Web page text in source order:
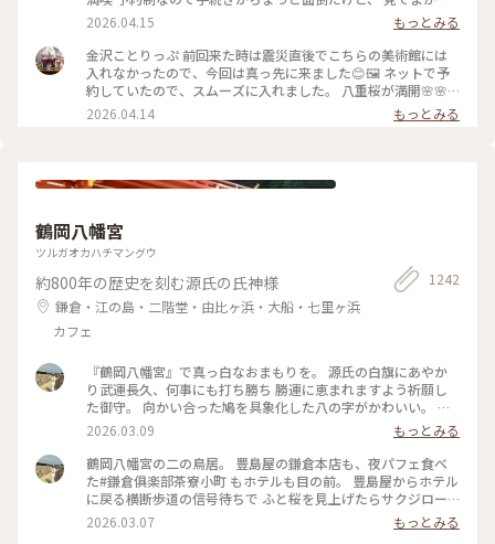
紀美術館#スイミングプール #金沢市内バスフリー切符
た #ちいさな列車旅 #金沢#金沢21世紀美術館#プール #現代ア
ート
2026.04.15
もっとみる
金沢ことりっぷ 前回来た時は震災直後でこちらの美術館には
入れなかったので、今回は真っ先に来ました😊🖼️ ネットで予
約していたので、スムーズに入れました。 八重桜が満開🌸🌸
🌸🌸🌸 芝生も綺麗でとても気持ちいい。 フリースペースもた
くさんあるので のんびり楽しめます。 今日は海外からの観光
現代アート
2026.04.14 もっとみる
鶴岡八幡宮
ツルガオカハチマングウ
約800年の歴史を刻む源氏の氏神様
鎌倉・江の島・二階堂・由比ヶ浜・大船・七里ヶ浜
カフェ
1242
『鶴岡八幡宮』で真っ白なおまもりを。 源氏の白旗にあやか
り武運長久、何事にも打ち勝ち 勝運に恵まれますよう祈願し
た御守。 向かい合った鳩を具象化した八の字がかわいい。 鳩
が道案内をする“八幡神の使い”とされる神聖な鳥であり、 対
の鳩が末広がりで縁起が良いことも理由だそうです。 #はじめ
ての鎌倉#鎌倉#鶴岡八幡宮#国指定重要文化財#狛犬#旅の記念
2026.03.09
もっとみる
鶴岡八幡宮の二の鳥居。 豊島屋の鎌倉本店も、夜パフェ食べ
た#鎌倉俱楽部茶寮小町 もホテルも目の前。 豊島屋からホテル
に戻る横断歩道の信号待ちで ふと桜を見上げたらサクジロー
がいたのでiPhoneで。 #はじめての鎌倉#Ayu桜#サクジロー#
鎌倉#鶴岡八幡宮#二の鳥居#狛犬
2026.03.07
もっとみる